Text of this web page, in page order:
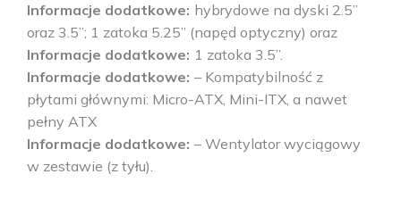
Informacje dodatkowe hybrydowe na dyski 2.5’’
oraz 3.5’’; 1 zatoka 5.25’’ (napęd optyczny) oraz
Informacje dodatkowe 1 zatoka 3.5’’.
Informacje dodatkowe – Kompatybilność z
płytami głównymi: Micro-ATX, Mini-ITX, a nawet
pełny ATX
Informacje dodatkowe – Wentylator wyciągowy
w zestawie (z tyłu).